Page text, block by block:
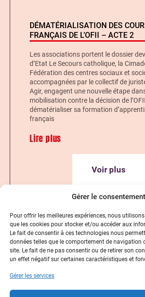
Gérer le consentement
Pour offrir les meilleures expériences, nous
que les cookies pour stocker et/ou accéder aux
Le fait de consentir à ces technologies nous
données telles que le comportement de navigation
site. Le fait de ne pas consentir ou de retirer son
un effet négatif sur certaines caractéristiques et
Gérer les services
DÉMATÉRIALISATION DES
FRANÇAIS DE L’OFII – ACTE 2
Les associations portent le dossier
d’Etat Le Secours catholique, la
Fédération des centres sociaux et
accompagnées par le collectif de
Agir, engagent une nouvelle étape
mobilisation contre la décision de
dématérialiser sa formation
français
Lire plus
Voir plus